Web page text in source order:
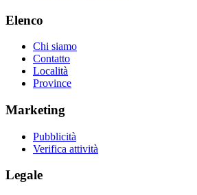
Elenco
Chi siamo
Contatto
Località
Province
Marketing
Pubblicità
Verifica attività
Legale